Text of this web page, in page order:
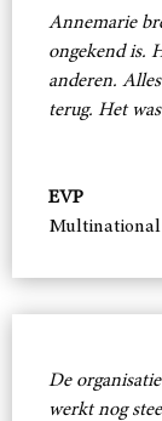
Annemarie
ongekend is.
anderen.
terug. Het
EVP
Multinational
De
werkt nog